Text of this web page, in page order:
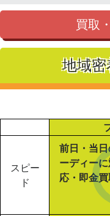
買取
地域密
スピー
ド
前日・当
ーディー
応・即金